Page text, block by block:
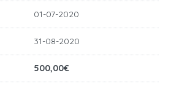
01-07-2020
31-08-2020
500,00€